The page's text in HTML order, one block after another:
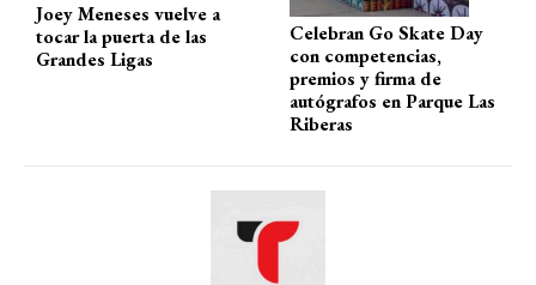
Joey Meneses vuelve a
tocar la puerta de las
Grandes Ligas
Celebran Go Skate Day
con competencias,
premios y firma de
autógrafos en Parque Las
Riberas